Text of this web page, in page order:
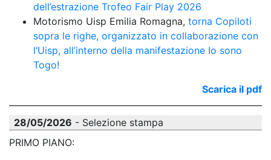
dell’estrazione Trofeo Fair Play 2026
Motorismo Uisp Emilia Romagna, torna Copiloti
sopra le righe, organizzato in collaborazione con
l’Uisp, all’interno della manifestazione Io sono
Togo!
Scarica il pdf
28/05/2026 - Selezione stampa
PRIMO PIANO: